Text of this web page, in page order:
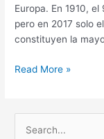
Europa. En 1910,
pero en 2017 solo
constituyen la
Read More »